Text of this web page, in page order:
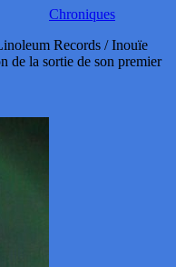
Chroniques
Records / Inouïe
de la sortie de son premier